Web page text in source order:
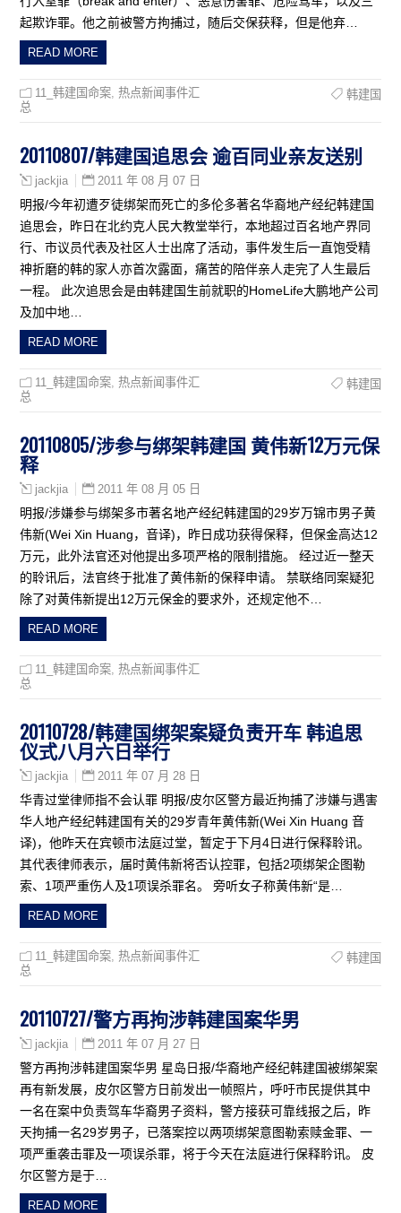
起欺诈罪。他之前被警方拘捕过，随后交保获释，但是他弃…
READ MORE
11_韩建国命案 ,热点新闻事件汇
总
韩建国
20110807/韩建国追思会 逾百同业亲友送别
jackjia 2011 年 08 月 07 日
明报/今年初遭歹徒绑架而死亡的多伦多著名华裔地产经纪韩建国
追思会，昨日在北约克人民大教堂举行，本地超过百名地产界同
行、市议员代表及社区人士出席了活动，事件发生后一直饱受精
神折磨的韩的家人亦首次露面，痛苦的陪伴亲人走完了人生最后
一程。 此次追思会是由韩建国生前就职的HomeLife大鹏地产公司
及加中地…
READ MORE
11_韩建国命案 ,热点新闻事件汇
总
韩建国
20110805/涉参与绑架韩建国 黄伟新12万元保
释
jackjia 2011 年 08 月 05 日
明报/涉嫌参与绑架多市著名地产经纪韩建国的29岁万锦市男子黄
伟新(Wei Xin Huang，音译)，昨日成功获得保释，但保金高达12
万元，此外法官还对他提出多项严格的限制措施。 经过近一整天
的聆讯后，法官终于批准了黄伟新的保释申请。 禁联络同案疑犯
除了对黄伟新提出12万元保金的要求外，还规定他不…
READ MORE
11_韩建国命案 ,热点新闻事件汇
总
20110728/韩建国绑架案疑负责开车 韩追思
仪式八月六日举行
jackjia 2011 年 07 月 28 日
华青过堂律师指不会认罪 明报/皮尔区警方最近拘捕了涉嫌与遇害
华人地产经纪韩建国有关的29岁青年黄伟新(Wei Xin Huang 音
译)，他昨天在宾顿市法庭过堂，暂定于下月4日进行保释聆讯。
其代表律师表示，届时黄伟新将否认控罪，包括2项绑架企图勒
索、1项严重伤人及1项误杀罪名。 旁听女子称黄伟新“是…
READ MORE
11_韩建国命案 ,热点新闻事件汇
总
韩建国
20110727/警方再拘涉韩建国案华男
jackjia 2011 年 07 月 27 日
警方再拘涉韩建国案华男 星岛日报/华裔地产经纪韩建国被绑架案
再有新发展，皮尔区警方日前发出一帧照片，呼吁市民提供其中
一名在案中负责驾车华裔男子资料，警方接获可靠线报之后，昨
天拘捕一名29岁男子，已落案控以两项绑架意图勒索赎金罪、一
项严重袭击罪及一项误杀罪，将于今天在法庭进行保释耹讯。 皮
尔区警方是于…
READ MORE